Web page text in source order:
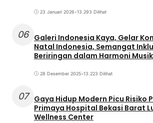
23 Januari 2026•13.293 Dilihat
06 Galeri Indonesia Kaya, Gelar
Natal Indonesia, Semangat
Beriringan dalam Harmoni
28 Desember 2025•13.223 Dilihat
07
Gaya Hidup Modern Picu Risiko
Primaya Hospital Bekasi Barat
Wellness Center